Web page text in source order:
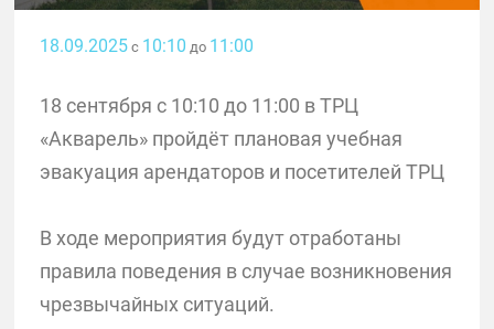
18.09.2025с 10:10 до 11:00
18 сентября с 10:10 до 11:00 в ТРЦ
«Акварель» пройдёт плановая учебная
эвакуация арендаторов и посетителей ТРЦ
В ходе мероприятия будут отработаны
правила поведения в случае возникновения
чрезвычайных ситуаций.